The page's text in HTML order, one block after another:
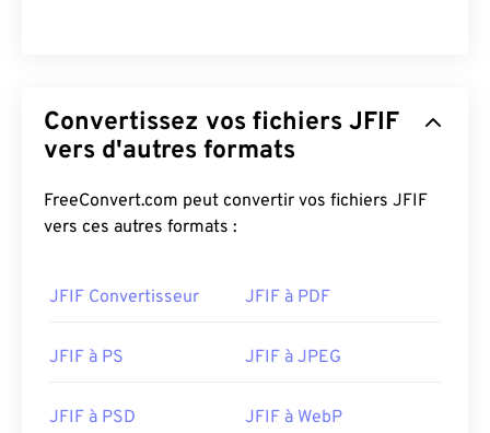
Convertissez vos fichiers JFIF
vers d'autres formats
FreeConvert.com peut convertir vos fichiers JFIF
vers ces autres formats :
JFIF Convertisseur JFIF à PDF
JFIF à PS JFIF à JPEG
JFIF à PSD JFIF à WebP